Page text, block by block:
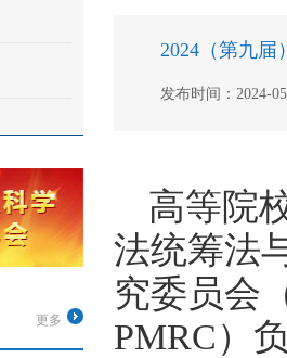
更多
2024（第九
发布时间：2024-
高等院
法统筹法
究委员会
PMRC）